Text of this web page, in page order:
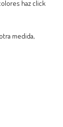
haz click
medida,